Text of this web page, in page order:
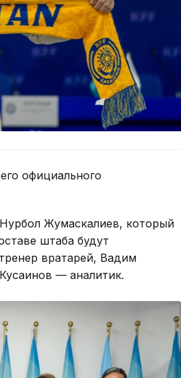
официального
Жумаскалиев, который
штаба будут
вратарей, Вадим
— аналитик.